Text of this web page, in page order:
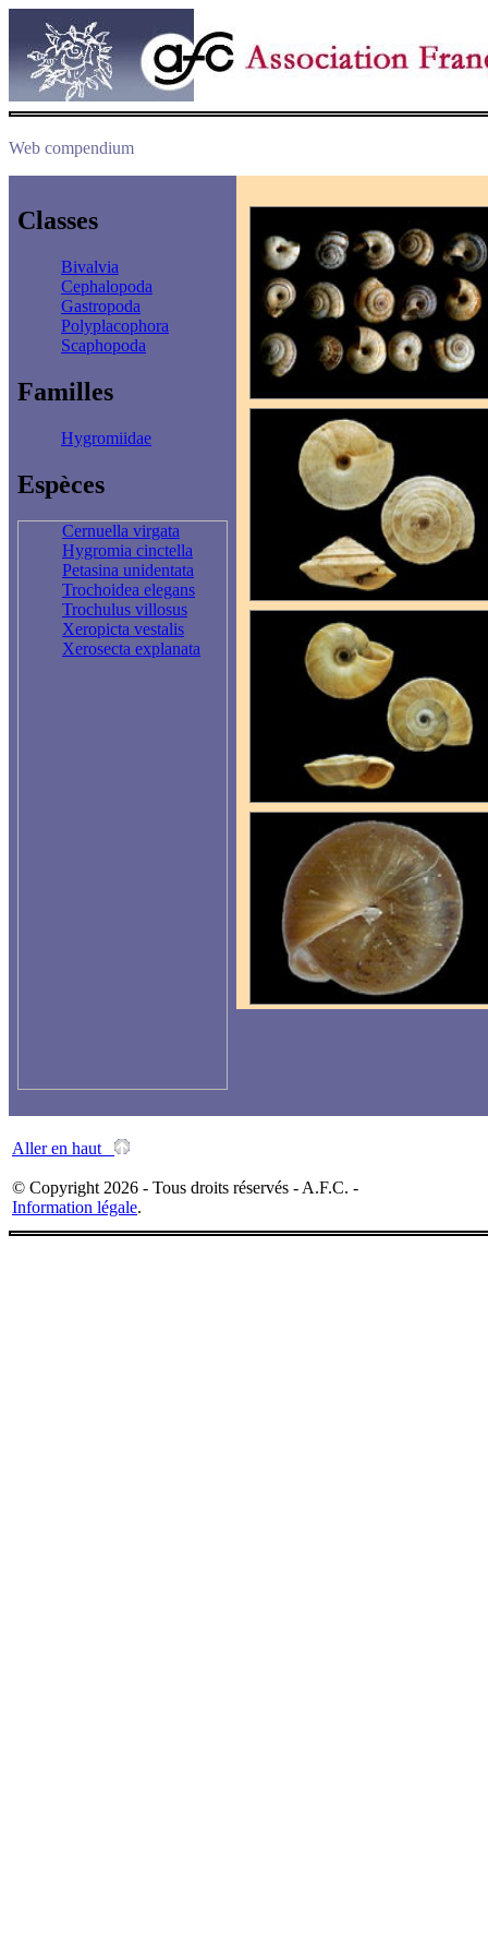
Web compendium
Classes
Bivalvia
Cephalopoda
Gastropoda
Polyplacophora
Scaphopoda
Familles
Hygromiidae
Espèces
Cernuella virgata
Hygromia cinctella
Petasina unidentata
Trochoidea elegans
Trochulus villosus
Xeropicta vestalis
Xerosecta explanata
Aller en haut
© Copyright 2026 - Tous droits réservés - A.F.C. -
Information légale.